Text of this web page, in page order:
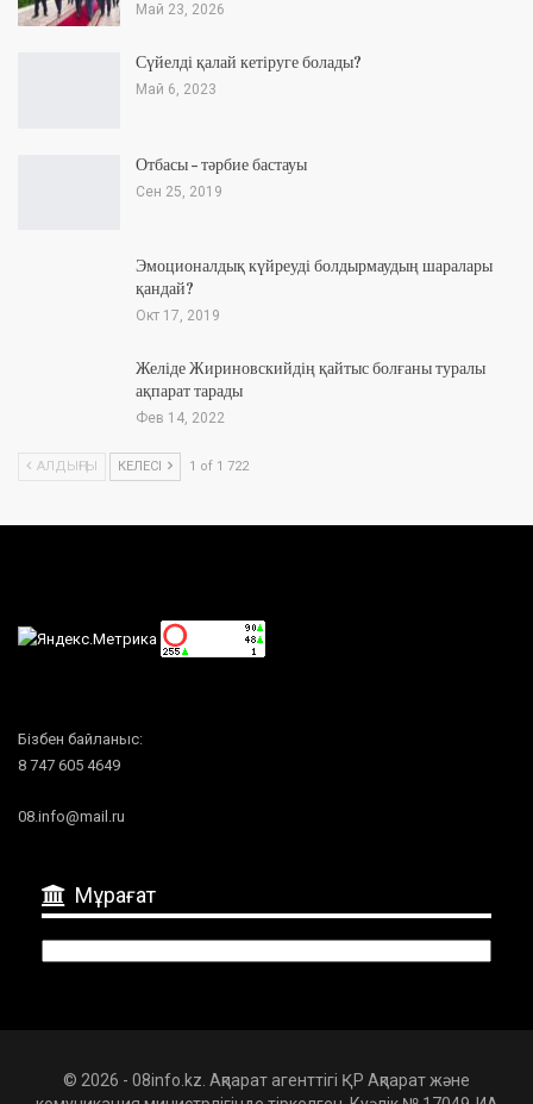
Май 23, 2026
Сүйелді қалай кетіруге болады?
Май 6, 2023
Отбасы – тәрбие бастауы
Сен 25, 2019
Эмоционалдық күйреуді болдырмаудың шаралары
қандай?
Окт 17, 2019
Желіде Жириновскийдің қайтыс болғаны туралы
ақпарат тарады
Фев 14, 2022
АЛДЫҢҒЫ КЕЛЕСІ 1 of 1 722
Бізбен байланыс:
8 747 605 4649
08.info@mail.ru
Мұрағат
© 2026 - 08info.kz. Ақпарат агенттігі ҚР Ақпарат және